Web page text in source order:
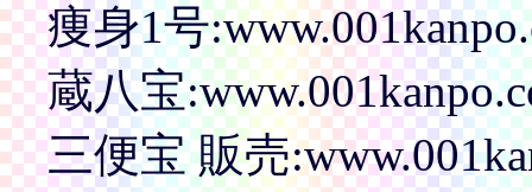
痩身1号
蔵八宝
三便宝 販売